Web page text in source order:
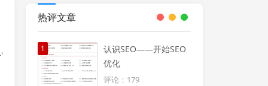
热评文章
1
认识SEO——开始SEO
优化
评论：179